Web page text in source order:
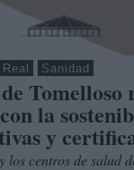
Sanidad
Tomelloso
la
y
centros de salud